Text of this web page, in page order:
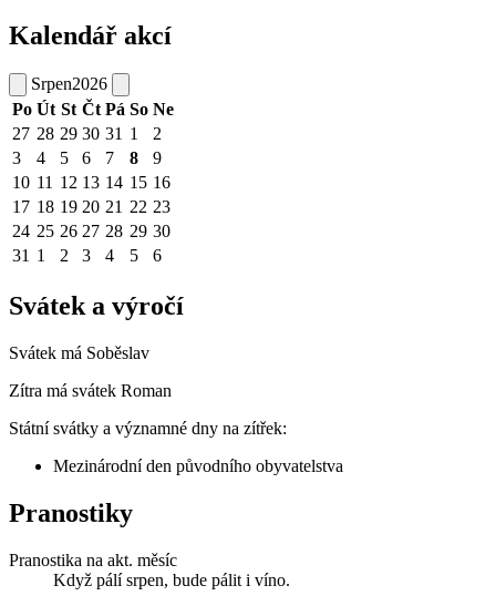
Kalendář akcí
Srpen2026
Po Út St Čt Pá So Ne
27 28 29 30 31 1
2
3
4 5 6 7 8
9
10 11 12 13 14 15 16
17 18 19 20 21 22 23
24 25 26 27 28 29 30
31 1 2 3 4 5 6
Svátek a výročí
Svátek má Soběslav
Zítra má svátek Roman
Státní svátky a významné dny na zítřek:
Mezinárodní den původního obyvatelstva
Pranostiky
Pranostika na akt. měsíc
Když pálí srpen, bude pálit i víno.